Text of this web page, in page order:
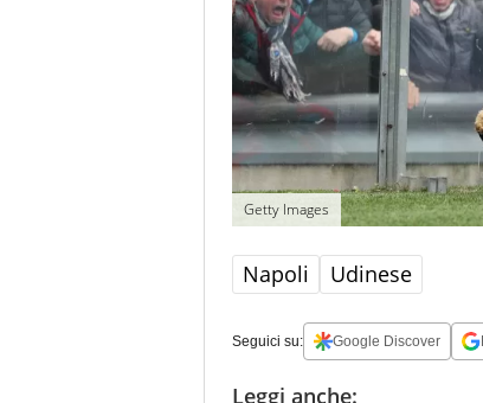
Getty Images
Napoli Udinese
Seguici su: Google Discover
Leggi anche: